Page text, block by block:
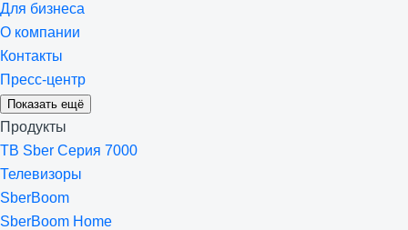
Для бизнеса
О компании
Контакты
Пресс-центр
Показать ещё
Продукты
ТВ Sber Серия 7000
Телевизоры
SberBoom
SberBoom Home